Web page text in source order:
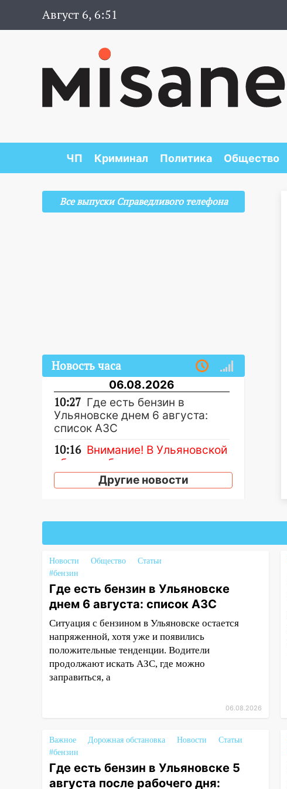
Август 6, 6:51
ЧП Криминал Политика Общество
Все выпуски Справедливого телефона
Новость часа
06.08.2026
10:27 Где есть бензин в
Ульяновске днем 6 августа:
список АЗС
10:16 Внимание! В Ульяновской
области объявлена ракетная
опасность
коршун застрял в тепловозе
09:44
Ульяновские спасатели
помогли юному велосипедисту
на улице Чернышевского
08:21
В Заволжском районе
украли два велосипеда
07:18 В Ульяновск идет
тридцатиградусная жара:
какая будет погода в четверг
плесень на стенах
05:00
сулят прибыль, а кому —
испытания на прочность
Другие новости
Новости Общество
Статьи
#бензин
Где есть бензин в Ульяновске
днем 6 августа: список АЗС
Ситуация с бензином в Ульяновске остается
напряженной, хотя уже и появились
положительные тенденции. Водители
продолжают искать АЗС, где можно
заправиться, а
06.08.2026
Важное Дорожная обстановка Новости
Статьи
#бензин
Где есть бензин в Ульяновске 5
августа после рабочего дня: